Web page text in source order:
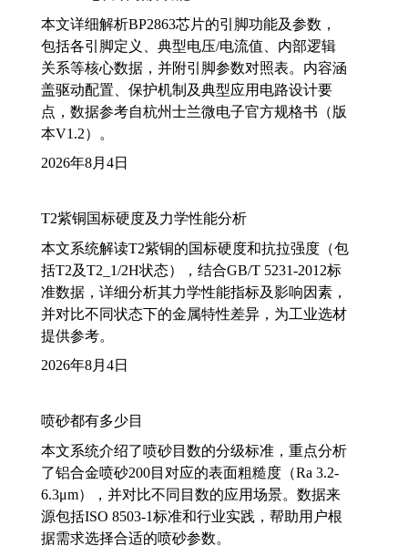
本文详细解析BP2863芯片的引脚功能及参数，
包括各引脚定义、典型电压/电流值、内部逻辑
关系等核心数据，并附引脚参数对照表。内容涵
盖驱动配置、保护机制及典型应用电路设计要
点，数据参考自杭州士兰微电子官方规格书（版
本V1.2）。
2026年8月4日
T2紫铜国标硬度及力学性能分析
本文系统解读T2紫铜的国标硬度和抗拉强度（包
括T2及T2_1/2H状态），结合GB/T 5231-2012标
准数据，详细分析其力学性能指标及影响因素，
并对比不同状态下的金属特性差异，为工业选材
提供参考。
2026年8月4日
喷砂都有多少目
本文系统介绍了喷砂目数的分级标准，重点分析
了铝合金喷砂200目对应的表面粗糙度（Ra 3.2-
6.3μm），并对比不同目数的应用场景。数据来
源包括ISO 8503-1标准和行业实践，帮助用户根
据需求选择合适的喷砂参数。